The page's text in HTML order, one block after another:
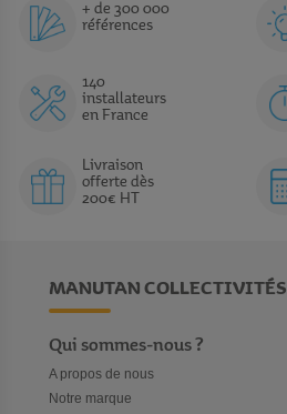
+ de 300 000
références
140
installateurs
en France
Livraison
offerte dès
200€ HT
MANUTAN COLLECTIVITÉS
Qui sommes-nous ?
A propos de nous
Notre marque